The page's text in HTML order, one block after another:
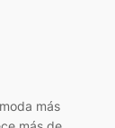
más